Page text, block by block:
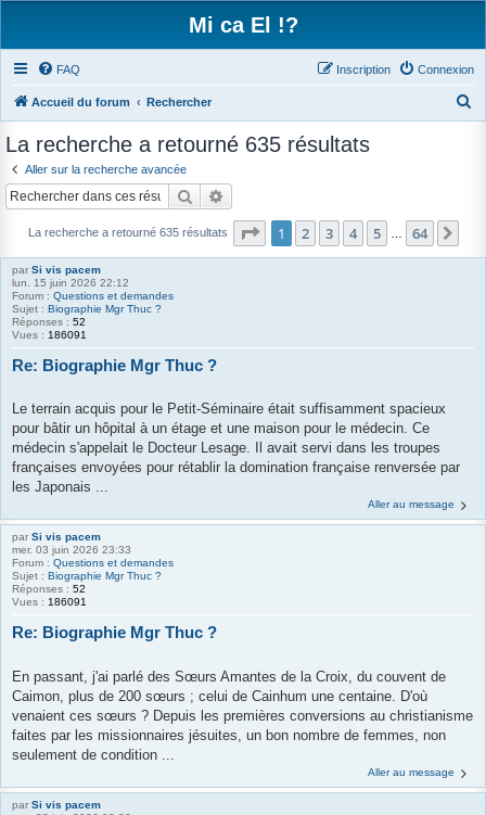
Mi ca El !?
FAQ Connexion
Inscription
Accueil du forum Rechercher
c
La recherche a retourné 635 résultats
Aller sur la recherche avancée
Rechercher
La recherche a retourné 635 résultats Page 1sur64
1 2 3 4 5 64
par Si vis pacem
lun. 15 juin 2026 22:12
Forum : Questions et demandes
Sujet : Biographie Mgr Thuc ?
Réponses : 52
Vues : 186091
Re: Biographie Mgr Thuc ?
Le terrain acquis pour le Petit-Séminaire était suffisamment spacieux
pour bâtir un hôpital à un étage et une maison pour le médecin. Ce
médecin s'appelait le Docteur Lesage. Il avait servi dans les troupes
françaises envoyées pour rétablir la domination française renversée par
les Japonais ...
Aller au message
par Si vis pacem
mer. 03 juin 2026 23:33
Forum : Questions et demandes
Sujet : Biographie Mgr Thuc ?
Réponses : 52
Vues : 186091
Re: Biographie Mgr Thuc ?
En passant, j'ai parlé des Sœurs Amantes de la Croix, du couvent de
Caimon, plus de 200 sœurs ; celui de Cainhum une centaine. D'où
venaient ces sœurs ? Depuis les premières conversions au christianisme
faites par les missionnaires jésuites, un bon nombre de femmes, non
seulement de condition ...
Aller au message
par Si vis pacem